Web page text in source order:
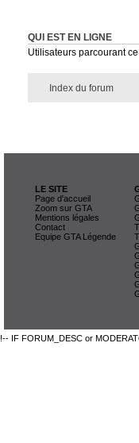
QUI EST EN LIGNE
Utilisateurs parcourant
Index du forum
LE SITE
Page d'accueil
Zoom sur GTA
Mentions légales
Contact
Equipe GTA Légende
!-- IF FORUM_DESC or